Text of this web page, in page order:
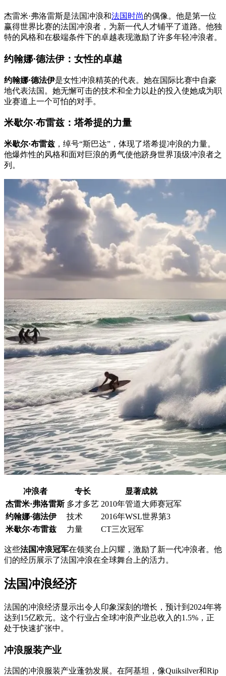
杰雷米·弗洛雷斯是法国冲浪和法国时尚的偶像。他是第一位
赢得世界比赛的法国冲浪者，为新一代人才铺平了道路。他独
特的风格和在极端条件下的卓越表现激励了许多年轻冲浪者。
约翰娜·德法伊：女性的卓越
约翰娜·德法伊是女性冲浪精英的代表。她在国际比赛中自豪
地代表法国。她无懈可击的技术和全力以赴的投入使她成为职
业赛道上一个可怕的对手。
米歇尔·布雷兹：塔希提的力量
米歇尔·布雷兹 ，绰号“斯巴达”，体现了塔希提冲浪的力量。
他爆炸性的风格和面对巨浪的勇气使他跻身世界顶级冲浪者之
列。
冲浪者 专长
显著成就
杰雷米·弗洛雷斯 多才多艺 2010年管道大师赛冠军
约翰娜·德法伊
技术
2016年WSL世界第3
米歇尔·布雷兹
力量 CT三次冠军
这些法国冲浪冠军在领奖台上闪耀，激励了新一代冲浪者。他
们的经历展示了法国冲浪在全球舞台上的活力。
法国冲浪经济
法国的冲浪经济显示出令人印象深刻的增长，预计到2024年将
达到15亿欧元。这个行业占全球冲浪产业总收入的1.5%，正
处于快速扩张中。
冲浪服装产业
法国的冲浪服装产业蓬勃发展。在阿基坦，像Quiksilver和Rip